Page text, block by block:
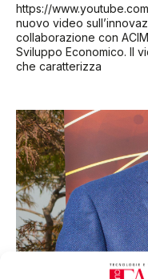
https://
nuovo video
collaborazione con
Sviluppo Economico. Il
che caratterizza